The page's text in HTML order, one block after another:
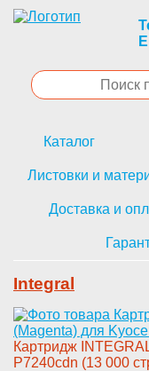
Каталог
Листовки и
Доставка и
Integral
Картридж
P7240cdn (13 000